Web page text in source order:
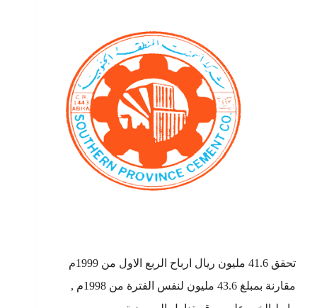
تحقق 41.6 مليون ريال ارباح الربع الاول من 1999م
مقارنة بمبلغ 43.6 مليون لنفس الفترة من 1998م ,